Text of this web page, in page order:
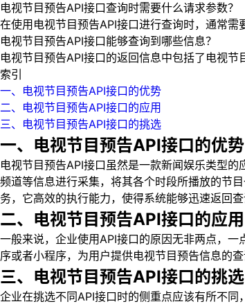
电视节目预告API接口查询时需要什么请求参数？
在使用电视节目预告API接口进行查询时，通常
电视节目预告API接口能够查询到哪些信息？
电视节目预告API接口的返回信息中包括了电视节
索引
一、电视节目预告API接口的优势
二、电视节目预告API接口的应用
三、电视节目预告API接口的挑选
一、电视节目预告API接口的优势
电视节目预告API接口虽然是一款新闻娱乐类型
频道等信息进行采集，将其各个时段所播放的节
务，它高效的执行能力，使得系统能够迅速返回
二、电视节目预告API接口的应用
一般来说，企业使用API接口的原因无非两点，
序或者小程序，为用户提供电视节目预告信息的
三、电视节目预告API接口的挑选
企业在挑选不同API接口时的侧重点应该有所不